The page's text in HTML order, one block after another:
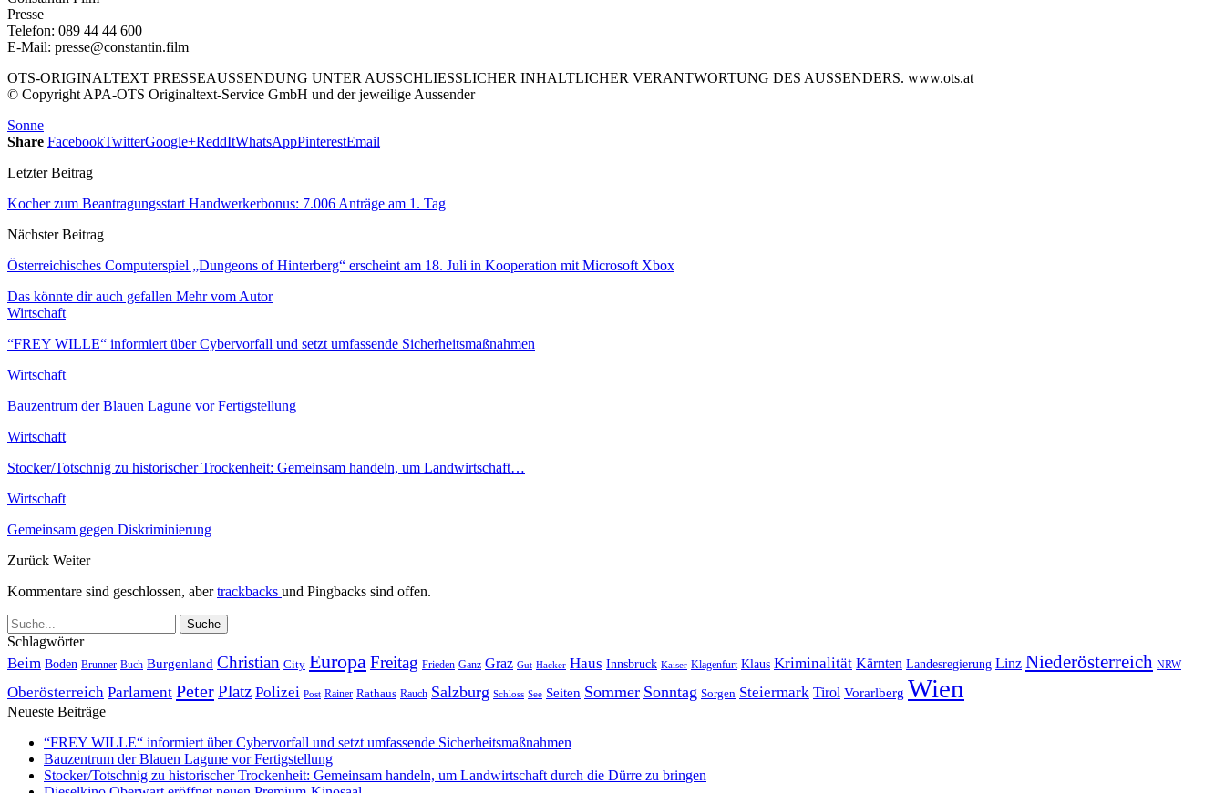
Presse
Telefon: 089 44 44 600
E-Mail: presse@constantin.film
OTS-ORIGINALTEXT PRESSEAUSSENDUNG UNTER AUSSCHLIESSLICHER INHALTLICHER VERANTWORTUNG DES AUSSENDERS. www.ots.at
© Copyright APA-OTS Originaltext-Service GmbH und der jeweilige Aussender
Sonne
Share FacebookTwitterGoogle+ReddItWhatsAppPinterestEmail
Letzter Beitrag
Kocher zum Beantragungsstart Handwerkerbonus: 7.006 Anträge am 1. Tag
Nächster Beitrag
Österreichisches Computerspiel „Dungeons of Hinterberg“ erscheint am 18. Juli in Kooperation mit Microsoft Xbox
Das könnte dir auch gefallen Mehr vom Autor
Wirtschaft
“FREY WILLE“ informiert über Cybervorfall und setzt umfassende Sicherheitsmaßnahmen
Wirtschaft
Bauzentrum der Blauen Lagune vor Fertigstellung
Wirtschaft
Stocker/Totschnig zu historischer Trockenheit: Gemeinsam handeln, um Landwirtschaft…
Wirtschaft
Gemeinsam gegen Diskriminierung
Zurück Weiter
Kommentare sind geschlossen, abertrackbacks und Pingbacks sind offen.
Schlagwörter
Beim Boden Brunner Buch Burgenland Christian City Europa Freitag Frieden Ganz Graz Gut Hacker Haus Innsbruck Kaiser Klagenfurt Klaus Kriminalität Kärnten Landesregierung Linz Niederösterreich NRW
Oberösterreich Parlament PeterPlatz Polizei Post Rainer Rathaus Rauch Salzburg Schloss See Seiten Sommer Sonntag Sorgen Steiermark Tirol Vorarlberg Wien
Neueste Beiträge
“FREY WILLE“ informiert über Cybervorfall und setzt umfassende Sicherheitsmaßnahmen
Bauzentrum der Blauen Lagune vor Fertigstellung
Stocker/Totschnig zu historischer Trockenheit: Gemeinsam handeln, um Landwirtschaft durch die Dürre zu bringen